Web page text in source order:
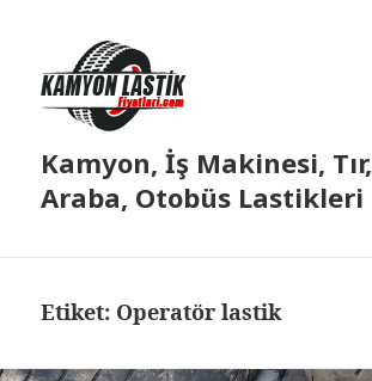
Kamyon, İş Makinesi, Tır,
Araba, Otobüs Lastikleri
Etiket: Operatör lastik